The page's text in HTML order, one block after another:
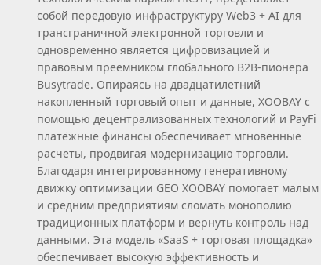
собой передовую инфраструктуру Web3 + AI для
трансграничной электронной торговли и
одновременно является цифровизацией и
правовым преемником глобального B2B‑пионера
Busytrade. Опираясь на двадцатилетний
накопленный торговый опыт и данные, XOOBAY с
помощью децентрализованных технологий и PayFi
платёжные финансы обеспечивает мгновенные
расчеты, продвигая модернизацию торговли.
Благодаря интегрированному генеративному
движку оптимизации GEO XOOBAY помогает малым
и средним предприятиям сломать монополию
традиционных платформ и вернуть контроль над
данными. Эта модель «SaaS + торговая площадка»
обеспечивает высокую эффективность и